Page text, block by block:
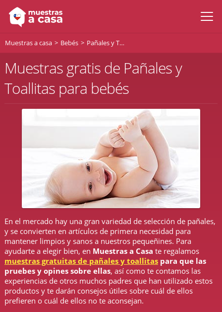
Muestras a casa Bebés Pañales y Toallitas para bebés
Muestras gratis de Pañales y
Toallitas para bebés
En el mercado hay una gran variedad de selección de pañales,
y se convierten en artículos de primera necesidad para
mantener limpios y sanos a nuestros pequeñines. Para
ayudarte a elegir bien, en Muestras a Casa te regalamos
muestras gratuitas de pañales y toallitaspara que las
pruebes y opines sobre ellas, así como te contamos las
experiencias de otros muchos padres que han utilizado estos
productos y te darán consejos útiles sobre cuál de ellos
prefieren o cuál de ellos no te aconsejan.